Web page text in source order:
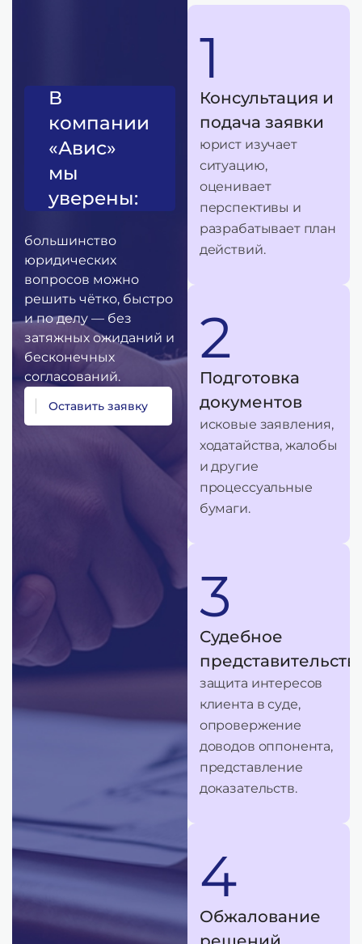
В
компании
«Авис»
мы
уверены:
большинство
юридических
вопросов можно
решить чётко, быстро
и по делу — без
затяжных ожиданий и
бесконечных
согласований.
Оставить заявку
1
Консультация и
подача заявки
юрист изучает
ситуацию,
оценивает
перспективы и
разрабатывает план
действий.
2
Подготовка
документов
исковые заявления,
ходатайства, жалобы
и другие
процессуальные
бумаги.
3
Судебное
защита интересов
клиента в суде,
опровержение
доводов оппонента,
представление
доказательств.
4
Обжалование